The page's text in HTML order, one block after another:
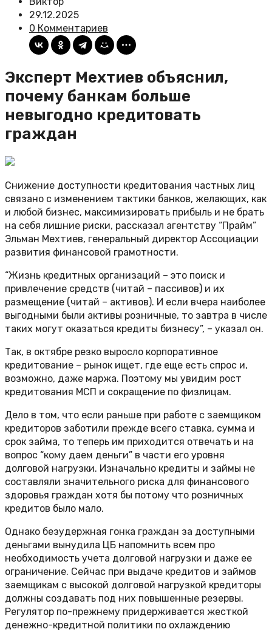
29.12.2025
0 Комментариев
Эксперт Мехтиев объяснил,
почему банкам больше
невыгодно кредитовать
граждан
Снижение доступности кредитования частных лиц
связано с изменением тактики банков, желающих, как
и любой бизнес, максимизировать прибыль и не брать
на себя лишние риски, рассказал агентству “Прайм”
Эльман Мехтиев, генеральный директор Ассоциации
развития финансовой грамотности.
“Жизнь кредитных организаций – это поиск и
привлечение средств (читай – пассивов) и их
размещение (читай – активов). И если вчера наиболее
выгодными были активы розничные, то завтра в числе
таких могут оказаться кредиты бизнесу”, – указал он.
Так, в октябре резко выросло корпоративное
кредитование – рынок ищет, где еще есть спрос и,
возможно, даже маржа. Поэтому мы увидим рост
кредитования МСП и сокращение по физлицам.
Дело в том, что если раньше при работе с заемщиком
кредиторов заботили прежде всего ставка, сумма и
срок займа, то теперь им приходится отвечать и на
вопрос “кому даем деньги” в части его уровня
долговой нагрузки. Изначально кредиты и займы не
составляли значительного риска для финансового
здоровья граждан хотя бы потому что розничных
кредитов было мало.
Однако безудержная гонка граждан за доступными
деньгами вынудила ЦБ напомнить всем про
необходимость учета долговой нагрузки и даже ее
ограничение. Сейчас при выдаче кредитов и займов
заемщикам с высокой долговой нагрузкой кредиторы
должны создавать под них повышенные резервы.
Регулятор по-прежнему придерживается жесткой
денежно-кредитной политики по охлаждению